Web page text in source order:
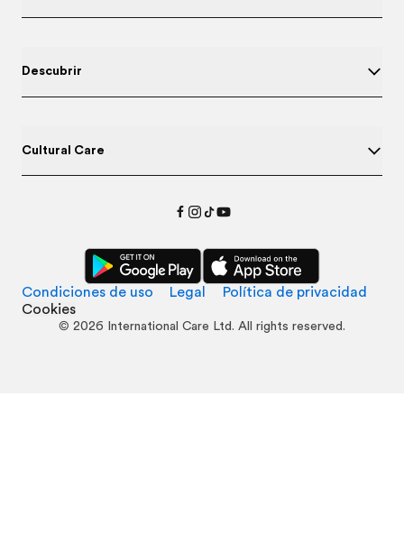
Descubrir
Cultural Care
Condiciones de uso Legal
Política de privacidad
Cookies
© 2026 International Care Ltd. All rights reserved.